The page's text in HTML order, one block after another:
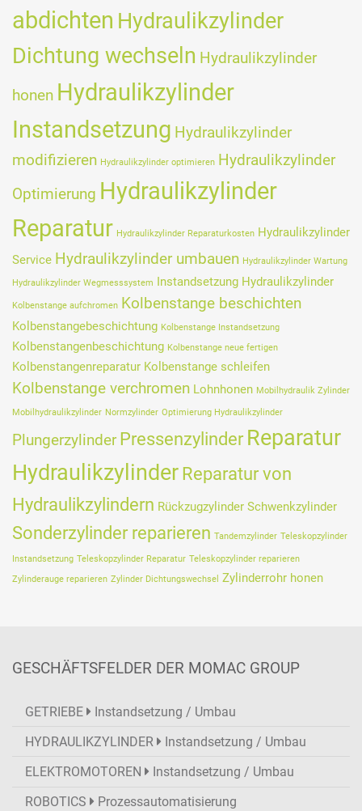
abdichten Hydraulikzylinder
Dichtung wechseln Hydraulikzylinder
honen Hydraulikzylinder
Instandsetzung Hydraulikzylinder
modifizieren Hydraulikzylinder optimieren Hydraulikzylinder
Optimierung Hydraulikzylinder
Reparatur Hydraulikzylinder Reparaturkosten Hydraulikzylinder
Service Hydraulikzylinder umbauen Hydraulikzylinder Wartung
Hydraulikzylinder Wegmesssystem Instandsetzung Hydraulikzylinder
Kolbenstange aufchromen Kolbenstange beschichten
Kolbenstangebeschichtung Kolbenstange Instandsetzung
Kolbenstangenbeschichtung Kolbenstange neue fertigen
Kolbenstangenreparatur Kolbenstange schleifen
Kolbenstange verchromen Lohnhonen Mobilhydraulik Zylinder
Mobilhydraulikzylinder Normzylinder Optimierung Hydraulikzylinder
Plungerzylinder Pressenzylinder Reparatur
HydraulikzylinderReparatur von
Hydraulikzylindern Rückzugzylinder Schwenkzylinder
Sonderzylinder reparieren Tandemzylinder Teleskopzylinder
Instandsetzung Teleskopzylinder Reparatur Teleskopzylinder reparieren
Zylinderauge reparieren Zylinder Dichtungswechsel Zylinderrohr honen
GESCHÄFTSFELDER DER MOMAC GROUP
GETRIEBE
Instandsetzung / Umbau
HYDRAULIKZYLINDER
Instandsetzung / Umbau
ELEKTROMOTOREN
Instandsetzung / Umbau
ROBOTICS
Prozessautomatisierung